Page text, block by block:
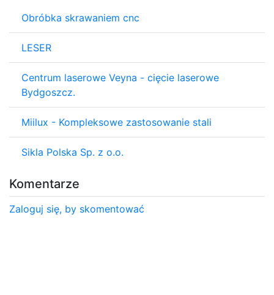
Obróbka skrawaniem cnc
LESER
Centrum laserowe Veyna - cięcie laserowe
Bydgoszcz.
Miilux - Kompleksowe zastosowanie stali
Sikla Polska Sp. z o.o.
Komentarze
Zaloguj się, by skomentować